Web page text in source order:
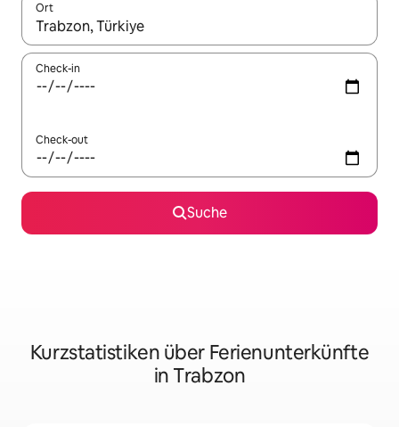
Ort
Wenn Ergebnisse verfügbar sind, navigiere mit den
Check-in
Check-out
Suche
Kurzstatistiken über Ferienunterkünfte
in Trabzon